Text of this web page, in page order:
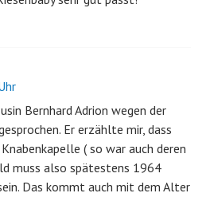
Bernhard Adrion wegen der
Er erzählte mir, dass
( so war auch deren
muss also spätestens 1964
Das kommt auch mit dem Alter